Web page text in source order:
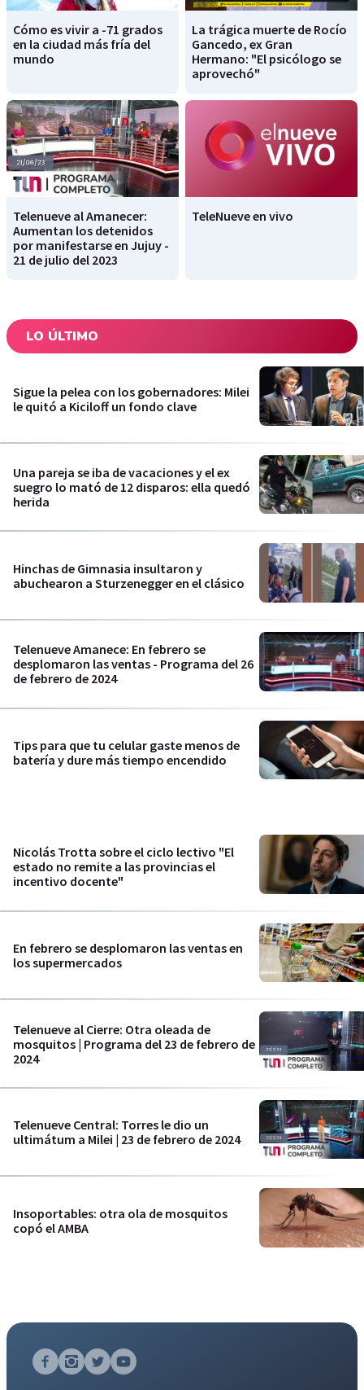
Cómo es vivir a -71 grados
en la ciudad más fría del
mundo
La trágica muerte de Rocío
Gancedo, ex Gran
Hermano: "El psicólogo se
aprovechó"
Telenueve al Amanecer:
Aumentan los detenidos
por manifestarse en Jujuy -
21 de julio del 2023
TeleNueve en vivo
LO ÚLTIMO
Sigue la pelea con los gobernadores: Milei
le quitó a Kiciloff un fondo clave
Una pareja se iba de vacaciones y el ex
suegro lo mató de 12 disparos: ella quedó
herida
Hinchas de Gimnasia insultaron y
abuchearon a Sturzenegger en el clásico
Telenueve Amanece: En febrero se
desplomaron las ventas - Programa del 26
de febrero de 2024
Tips para que tu celular gaste menos de
batería y dure más tiempo encendido
Nicolás Trotta sobre el ciclo lectivo "El
estado no remite a las provincias el
incentivo docente"
En febrero se desplomaron las ventas en
los supermercados
Telenueve al Cierre: Otra oleada de
mosquitos | Programa del 23 de febrero de
2024
Telenueve Central: Torres le dio un
ultimátum a Milei | 23 de febrero de 2024
Insoportables: otra ola de mosquitos
copó el AMBA